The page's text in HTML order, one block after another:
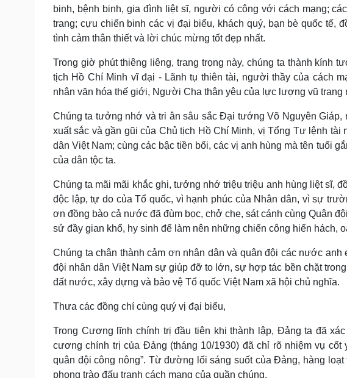
binh, bệnh binh, gia đình liệt sĩ, người có công với cách mạng;
trang; cựu chiến binh các vị đại biểu, khách quý, bạn bè quốc tế,
tình cảm thân thiết và lời chúc mừng tốt đẹp nhất.
Trong giờ phút thiêng liêng, trang trọng này, chúng ta thành kính
tịch Hồ Chí Minh vĩ đại - Lãnh tụ thiên tài, người thầy của cách
nhân văn hóa thế giới, Người Cha thân yêu của lực lượng vũ trang
Chúng ta tưởng nhớ và tri ân sâu sắc Đại tướng Võ Nguyên
xuất sắc và gần gũi của Chủ tịch Hồ Chí Minh, vị Tổng Tư lệnh
dân Việt Nam; cùng các bậc tiền bối, các vị anh hùng mà tên tuổi
của dân tộc ta.
Chúng ta mãi mãi khắc ghi, tưởng nhớ triệu triệu anh hùng liệt sĩ,
độc lập, tự do của Tổ quốc, vì hạnh phúc của Nhân dân, vì sự
ơn đồng bào cả nước đã đùm bọc, chở che, sát cánh cùng Quân
sử đầy gian khổ, hy sinh để làm nên những chiến công hiển hách,
Chúng ta chân thành cảm ơn nhân dân và quân đội các nước anh
đội nhân dân Việt Nam sự giúp đỡ to lớn, sự hợp tác bền chặt
đất nước, xây dựng và bảo vệ Tổ quốc Việt Nam xã hội chủ nghĩa.
Thưa các đồng chí cùng quý vị đại biểu,
Trong Cương lĩnh chính trị đầu tiên khi thành lập, Đảng ta đã
cương chính trị của Đảng (tháng 10/1930) đã chỉ rõ nhiệm vụ cốt
quân đội công nông”. Từ đường lối sáng suốt của Đảng, hàng
phong trào đấu tranh cách mạng của quần chúng.